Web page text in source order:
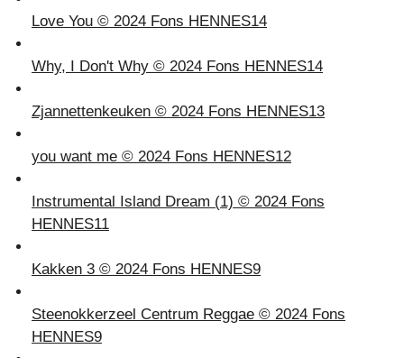
Love You © 2024 Fons HENNES14
Why, I Don't Why © 2024 Fons HENNES14
Zjannettenkeuken © 2024 Fons HENNES13
you want me © 2024 Fons HENNES12
Instrumental Island Dream (1) © 2024 Fons
HENNES11
Kakken 3 © 2024 Fons HENNES9
Steenokkerzeel Centrum Reggae © 2024 Fons
HENNES9